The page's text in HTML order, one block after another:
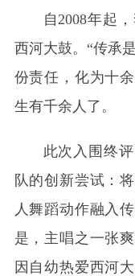
自2008年起
西河大鼓。“传承
份责任，化为十
生有千余人了。
此次入围终
队的创新尝试：
人舞蹈动作融入
是，主唱之一张
因自幼热爱西河